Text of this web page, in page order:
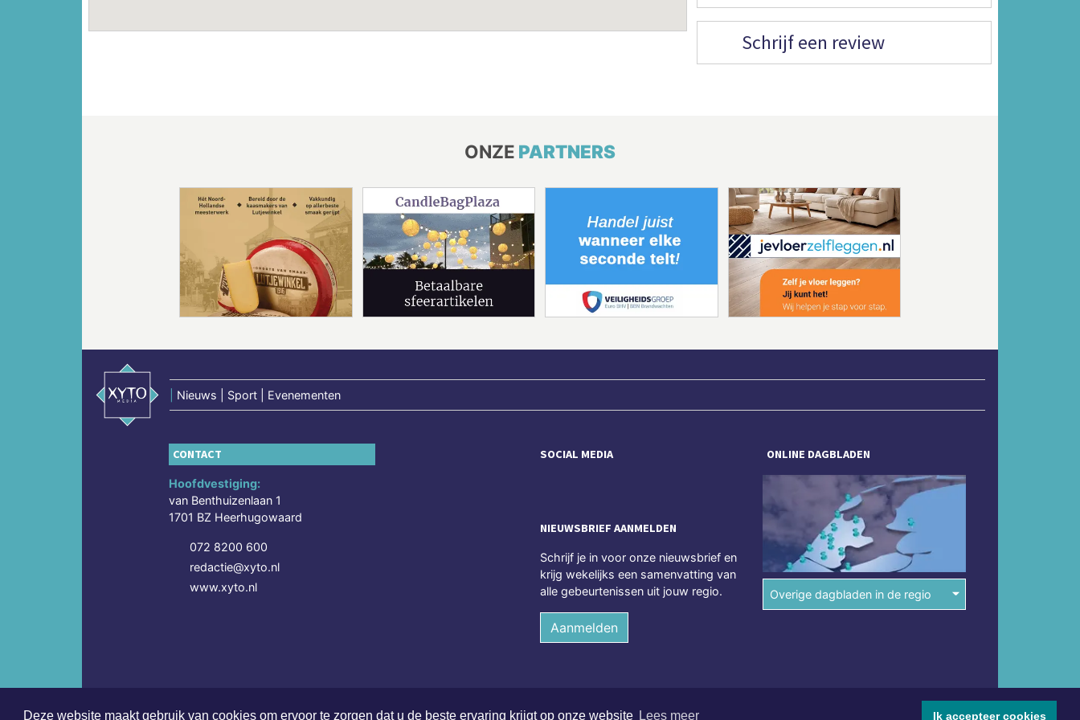
Deze website maakt gebruik van cookies om ervoor te zorgen dat u de beste ervaring krijgt op onze website Lees meer Ik accepteer cookies
Schrijf een review
ONZE PARTNERS
Nieuws | Sport | Evenementen
CONTACT
Hoofdvestiging:
van Benthuizenlaan 1
1701 BZ Heerhugowaard
072 8200 600
redactie@xyto.nl
www.xyto.nl
SOCIAL MEDIA
NIEUWSBRIEF AANMELDEN
Schrijf je in voor onze nieuwsbrief en
krijg wekelijks een samenvatting van
alle gebeurtenissen uit jouw regio.
Aanmelden
ONLINE DAGBLADEN
Overige dagbladen in de regio